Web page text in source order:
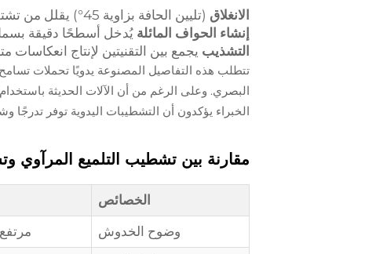
الانغلاق (تليين الحافة بزاوية 45°) يقلل من تشتت الضوء عند نقطة التقاء الحافة بالزجاج
إنشاء الحواف المائلة يُدخل أسطحًا دقيقة بسمك 0.2–0.5 مم على طول جانبي الإطار لالتقاط الضوء
التشذيب يجمع بين التقنيتين لإنتاج
الخبراء يؤكدون أن التشطيبات اليدوية توفر تدرجًا
مقارنة بين تشطيب التلميع المرآوي
الخصائص
وضوح الخدوش